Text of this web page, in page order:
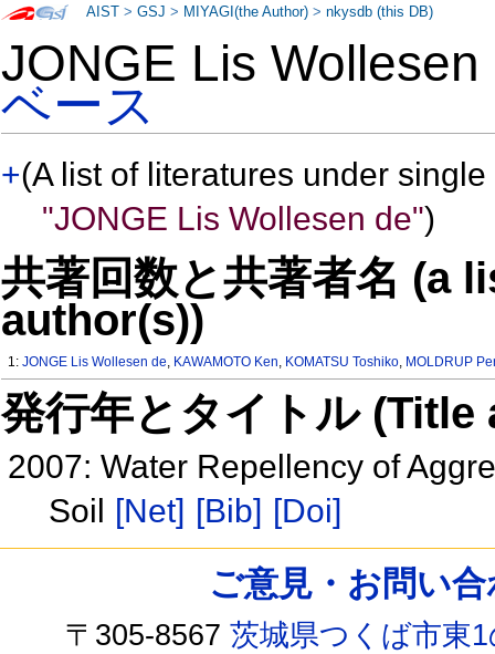
JONGE Lis
ベース
+(A list of literatures under
"JONGE Lis Wollesen de")
共著回数と共著者名 (a
author(s))
1:JONGE Lis Wollesen de, KAWAMOTO Ken, KOMATSU Toshiko, MOLDRUP
発行年とタイトル
2007: Water Repellency of
Soil [Net] [Bib] [Doi]
AIST >GSJ > MIYAGI(the Author) >nkysdb (this DB)
ご意見・お問い
〒305-8567茨城県つくば市東